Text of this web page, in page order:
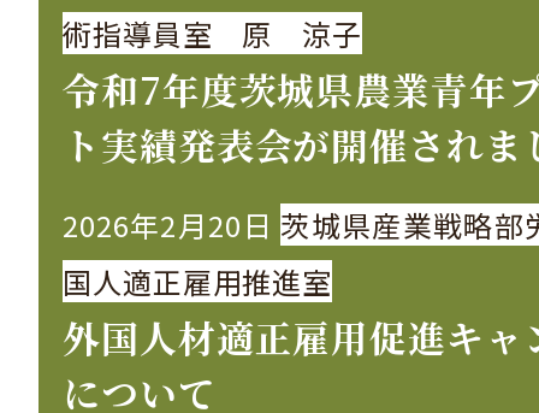
術指導員室 原 涼子
令和7年度茨城県農業青年
ト実績発表会が開催されま
2026年2月20日 茨城県産業戦略部
国人適正雇用推進室
外国人材適正雇用促進キャ
について